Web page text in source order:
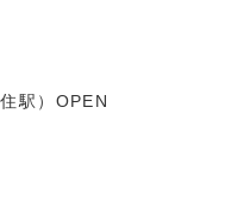
駅）OPEN